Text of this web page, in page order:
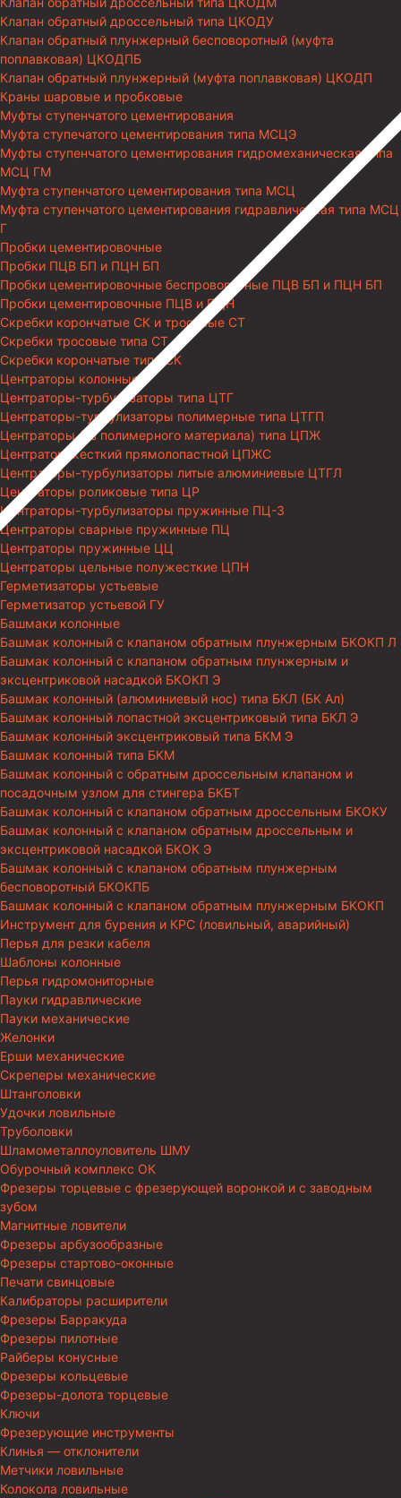
Клапан обратный дроссельный типа ЦКОДУ
Клапан обратный плунжерный бесповоротный (муфта
поплавковая) ЦКОДПБ
Клапан обратный плунжерный (муфта поплавковая) ЦКОДП
Краны шаровые и пробковые
Муфты ступенчатого цементирования
Муфта ступечатого цементирования типа МСЦЭ
Муфты ступенчатого цементирования гидромеханическая типа
МСЦ ГМ
Муфта ступенчатого цементирования типа МСЦ
Муфта ступенчатого цементирования гидравлическая типа МСЦ
Г
Пробки цементировочные
Пробки ПЦВ БП и ПЦН БП
Пробки цементировочные беспроворотные ПЦВ БП и ПЦН БП
Пробки цементировочные ПЦВ и ПЦН
Скребки корончатые СК и тросовые СТ
Скребки тросовые типа СТ
Скребки корончатые типа СК
Центраторы колонные
Центраторы-турбулизаторы типа ЦТГ
Центраторы-турбулизаторы полимерные типа ЦТГП
Центраторы (из полимерного материала) типа ЦПЖ
Центратор жесткий прямолопастной ЦПЖС
Центраторы-турбулизаторы литые алюминиевые ЦТГЛ
Центраторы роликовые типа ЦР
Центраторы-турбулизаторы пружинные ПЦ-3
Центраторы сварные пружинные ПЦ
Центраторы пружинные ЦЦ
Центраторы цельные полужесткие ЦПН
Герметизаторы устьевые
Герметизатор устьевой ГУ
Башмаки колонные
Башмак колонный с клапаном обратным плунжерным БКОКП Л
Башмак колонный с клапаном обратным плунжерным и
эксцентриковой насадкой БКОКП Э
Башмак колонный (алюминиевый нос) типа БКЛ (БК Ал)
Башмак колонный лопастной эксцентриковый типа БКЛ Э
Башмак колонный эксцентриковый типа БКМ Э
Башмак колонный типа БКМ
Башмак колонный с обратным дроссельным клапаном и
посадочным узлом для стингера БКБТ
Башмак колонный с клапаном обратным дроссельным БКОКУ
Башмак колонный с клапаном обратным дроссельным и
эксцентриковой насадкой БКОК Э
Башмак колонный с клапаном обратным плунжерным
бесповоротный БКОКПБ
Башмак колонный с клапаном обратным плунжерным БКОКП
Инструмент для бурения и КРС (ловильный, аварийный)
Перья для резки кабеля
Шаблоны колонные
Перья гидромониторные
Пауки гидравлические
Пауки механические
Желонки
Ерши механические
Скреперы механические
Штанголовки
Удочки ловильные
Труболовки
Шламометаллоуловитель ШМУ
Обурочный комплекс ОК
Фрезеры торцевые с фрезерующей воронкой и с заводным
зубом
Магнитные ловители
Фрезеры арбузообразные
Фрезеры стартово-оконные
Печати свинцовые
Калибраторы расширители
Фрезеры Барракуда
Фрезеры пилотные
Райберы конусные
Фрезеры кольцевые
Фрезеры-долота торцевые
Ключи
Фрезерующие инструменты
Клинья — отклонители
Метчики ловильные
Колокола ловильные